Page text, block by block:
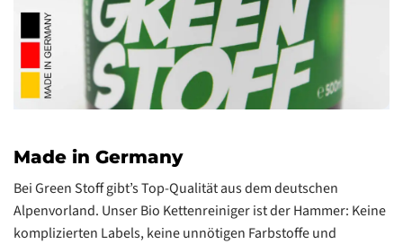
Made in Germany
Bei Green Stoff gibt’s Top-Qualität aus dem deutschen
Alpenvorland. Unser Bio Kettenreiniger ist der Hammer: Keine
komplizierten Labels, keine unnötigen Farbstoffe und